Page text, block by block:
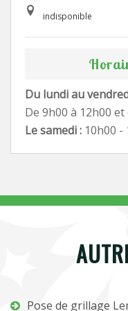
indisponible
Du lundi au
De 9h00 à 12h00
Le samedi : 10h00 -
Pose de grillage